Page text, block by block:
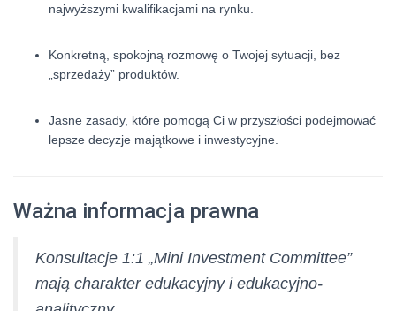
najwyższymi kwalifikacjami na rynku.
Konkretną, spokojną rozmowę o Twojej sytuacji, bez
„sprzedaży” produktów.
Jasne zasady, które pomogą Ci w przyszłości podejmować
lepsze decyzje majątkowe i inwestycyjne.
Ważna informacja prawna
Konsultacje 1:1 „Mini Investment Committee”
mają charakter edukacyjny i edukacyjno-